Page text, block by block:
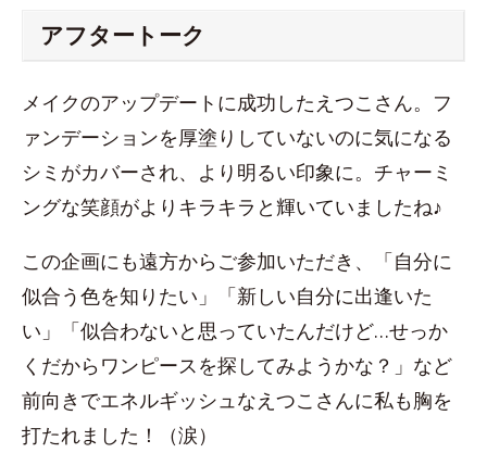
アフタートーク
メイクのアップデートに成功したえつこさん。フ
ァンデーションを厚塗りしていないのに気になる
シミがカバーされ、より明るい印象に。チャーミ
ングな笑顔がよりキラキラと輝いていましたね♪
この企画にも遠方からご参加いただき、「自分に
似合う色を知りたい」「新しい自分に出逢いた
い」「似合わないと思っていたんだけど…せっか
くだからワンピースを探してみようかな？」など
前向きでエネルギッシュなえつこさんに私も胸を
打たれました！（涙）